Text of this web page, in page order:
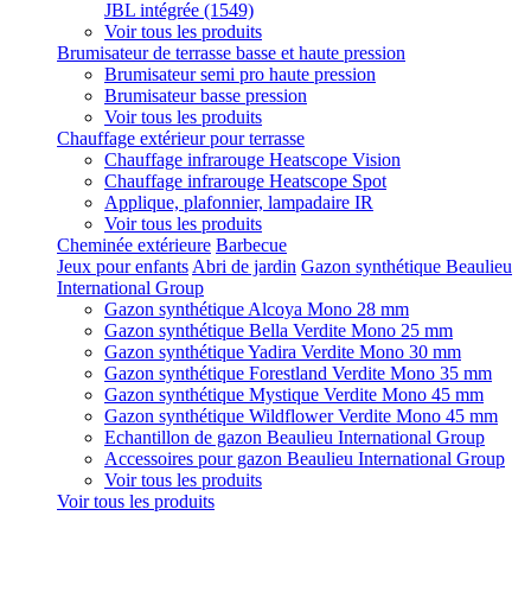
JBL intégrée (1549)
Voir tous les produits
Brumisateur de terrasse basse et haute pression
Brumisateur semi pro haute pression
Brumisateur basse pression
Voir tous les produits
Chauffage extérieur pour terrasse
Chauffage infrarouge Heatscope Vision
Chauffage infrarouge Heatscope Spot
Applique, plafonnier, lampadaire IR
Voir tous les produits
Cheminée extérieure Barbecue
Jeux pour enfants Abri de jardin Gazon synthétique Beaulieu
International Group
Gazon synthétique Alcoya Mono 28 mm
Gazon synthétique Bella Verdite Mono 25 mm
Gazon synthétique Yadira Verdite Mono 30 mm
Gazon synthétique Forestland Verdite Mono 35 mm
Gazon synthétique Mystique Verdite Mono 45 mm
Gazon synthétique Wildflower Verdite Mono 45 mm
Echantillon de gazon Beaulieu International Group
Accessoires pour gazon Beaulieu International Group
Voir tous les produits
Voir tous les produits